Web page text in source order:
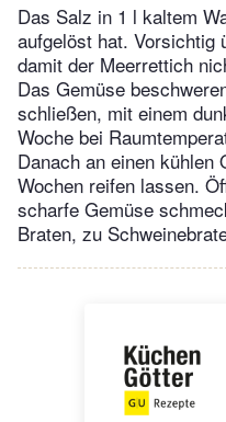
Das Salz in 1 l kaltem
aufgelöst hat. Vorsichtig
damit der Meerrettich
Das Gemüse
schließen, mit einem
Woche bei
Danach an einen kühlen
Wochen reifen lassen.
scharfe Gemüse
Braten, zu